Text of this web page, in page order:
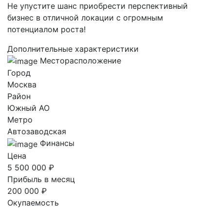
Не упустите шанс приобрести перспективный
бизнес в отличной локации с огромным
потенциалом роста!
Дополнительные характеристики
Месторасположение
Город
Москва
Район
Южный AO
Метро
Автозаводская
Финансы
Цена
5 500 000 ₽
Прибыль в месяц
200 000 ₽
Окупаемость